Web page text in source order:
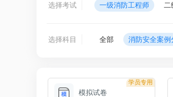
选择考试 一级消防工程师
选择科目 全部 消防安全案例
学员专用
模拟试卷